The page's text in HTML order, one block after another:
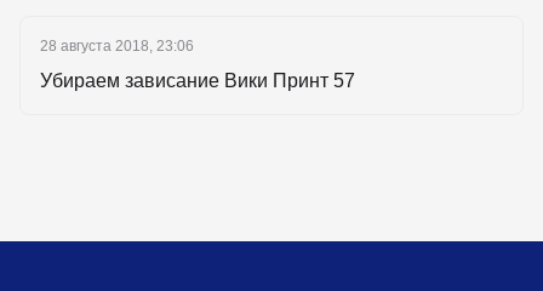
28 августа 2018, 23:06
Убираем зависание Вики Принт 57